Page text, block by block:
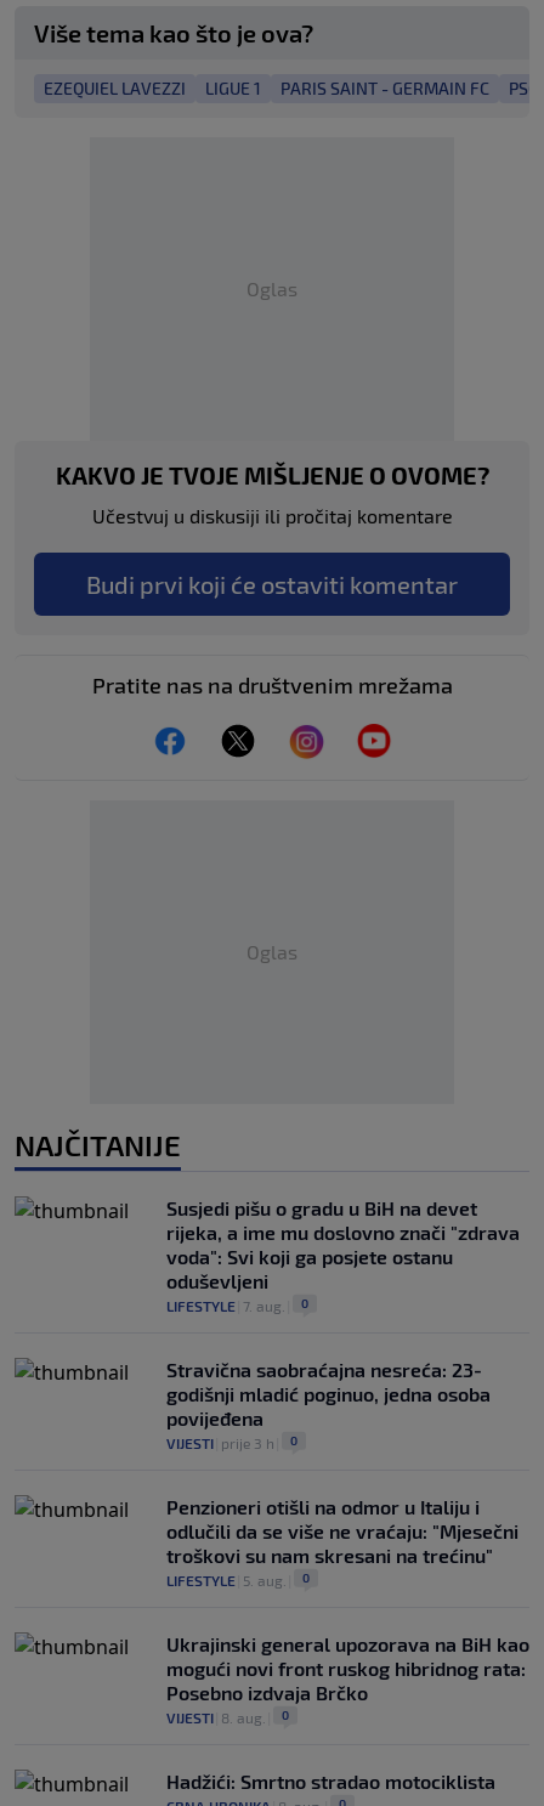
Više tema kao što je ova?
EZEQUIEL LAVEZZI LIGUE 1 PARIS SAINT - GERMAIN FC PSG
Oglas
KAKVO JE TVOJE MIŠLJENJE O OVOME?
Učestvuj u diskusiji ili pročitaj komentare
Budi prvi koji će ostaviti komentar
Pratite nas na društvenim mrežama
Oglas
NAJČITANIJE
Susjedi pišu o gradu u BiH na devet
rijeka, a ime mu doslovno znači "zdrava
voda": Svi koji ga posjete ostanu
oduševljeni
LIFESTYLE 7. aug. 0
Stravična saobraćajna nesreća: 23-
godišnji mladić poginuo, jedna osoba
povijeđena
VIJESTI prije 3 h 0
Penzioneri otišli na odmor u Italiju i
odlučili da se više ne vraćaju: "Mjesečni
troškovi su nam skresani na trećinu"
LIFESTYLE 5. aug. 0
Ukrajinski general upozorava na BiH kao
mogući novi front ruskog hibridnog rata:
Posebno izdvaja Brčko
VIJESTI 8. aug. 0
Hadžići: Smrtno stradao motociklista